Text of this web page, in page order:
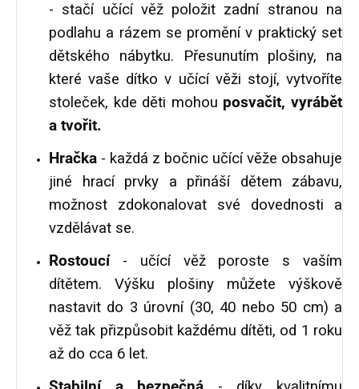
- stačí učící věž položit zadní stranou na
podlahu a rázem se promění v praktický set
dětského nábytku. Přesunutím plošiny, na
které vaše dítko v učící věži stojí, vytvoříte
stoleček, kde děti mohou posvačit, vyrábět
a tvořit.
Hračka - každá z bočnic učící věže obsahuje
jiné hrací prvky a přináší dětem zábavu,
možnost zdokonalovat své dovednosti a
vzdělávat se.
Rostoucí- učící věž poroste s vaším
dítětem. Výšku plošiny můžete výškově
nastavit do 3 úrovní (30, 40 nebo 50 cm) a
věž tak přizpůsobit každému dítěti, od 1 roku
až do cca 6 let.